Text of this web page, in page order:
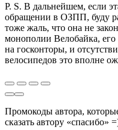
P. S. В дальнейшем, если
обращении в ОЗПП, буду
тоже жаль, что она не
монополии Велобайка,
на госконторы, и
велосипедов это вполне
Промокоды автора,
сказать автору «спасибо»